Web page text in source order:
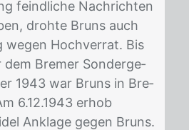
feind­li­che Nach­rich­ten
droh­te Bruns auch
we­gen Hoch­ver­rat. Bis
dem Bre­mer Son­der­ge­
1943 war Bruns in Bre­
6.12.1943 er­hob
An­kla­ge ge­gen Bruns.